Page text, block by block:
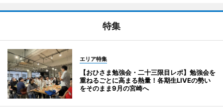
特集
エリア特集
【おひさま勉強会・二十三限目レポ】勉強会を
重ねるごとに高まる熱量！各期生LIVEの勢い
をそのまま9月の宮崎へ